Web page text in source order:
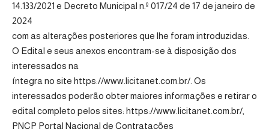
14.133/2021 e Decreto Municipal n.º 017/24 de 17 de janeiro de
2024
com as alterações posteriores que lhe foram introduzidas.
O Edital e seus anexos encontram-se à disposição dos
interessados na
íntegra no site https://www.licitanet.com.br/. Os
interessados poderão obter maiores informações e retirar o
edital completo pelos sites: https://www.licitanet.com.br/,
PNCP Portal Nacional de Contratações